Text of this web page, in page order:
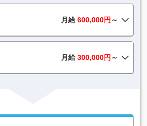
月給 600,000円 ～
月給 300,000円 ～